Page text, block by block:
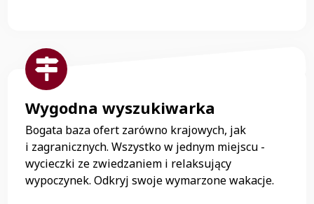
Wygodna wyszukiwarka
Bogata baza ofert zarówno krajowych, jak
i zagranicznych. Wszystko w jednym miejscu -
wycieczki ze zwiedzaniem i relaksujący
wypoczynek. Odkryj swoje wymarzone wakacje.